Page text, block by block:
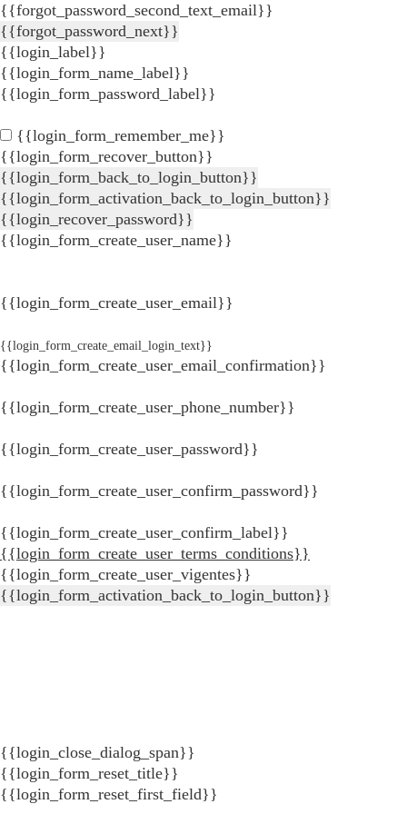
{{forgot_password_second_text_email}}
{{forgot_password_next}}
{{login_label}}
{{login_form_name_label}}
{{login_form_password_label}}
{{login_form_remember_me}}
{{login_form_recover_button}}
{{login_form_back_to_login_button}}
{{login_form_activation_back_to_login_button}}
{{login_recover_password}}
{{login_form_create_user_name}}
{{login_form_create_user_email}}
{{login_form_create_email_login_text}}
{{login_form_create_user_email_confirmation}}
{{login_form_create_user_phone_number}}
{{login_form_create_user_password}}
{{login_form_create_user_confirm_password}}
{{login_form_create_user_confirm_label}}
{{login_form_create_user_terms_conditions}}
{{login_form_create_user_vigentes}}
{{login_form_activation_back_to_login_button}}
{{login_close_dialog_span}}
{{login_form_reset_title}}
{{login_form_reset_first_field}}